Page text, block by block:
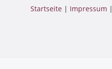
Startseite | Impressum |